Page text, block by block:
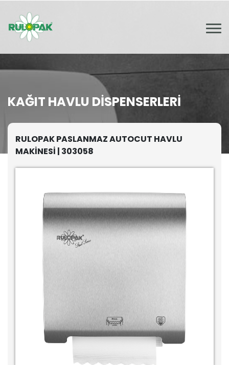
KAĞIT HAVLU DISPENSERLERI
RULOPAK PASLANMAZ AUTOCUT HAVLU
MAKİNESİ | 303058